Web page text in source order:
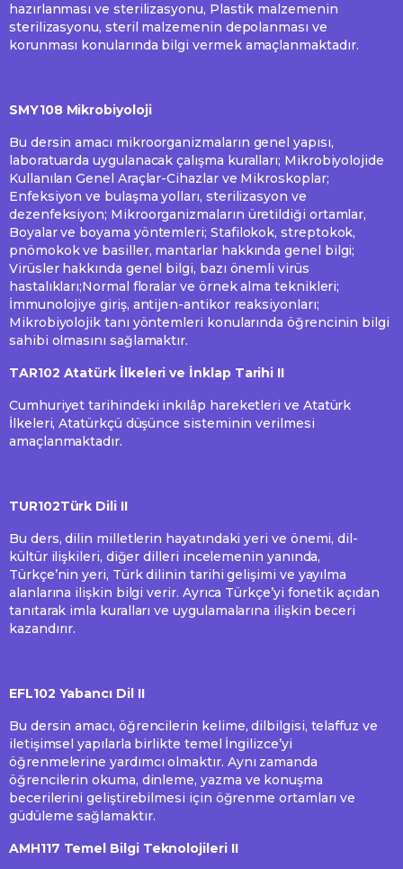
hazırlanması ve sterilizasyonu, Plastik malzemenin
sterilizasyonu, steril malzemenin depolanması ve
korunması konularında bilgi vermek amaçlanmaktadır.
SMY108 Mikrobiyoloji
Bu dersin amacı mikroorganizmaların genel yapısı,
laboratuarda uygulanacak çalışma kuralları; Mikrobiyolojide
Kullanılan Genel Araçlar-Cihazlar ve Mikroskoplar;
Enfeksiyon ve bulaşma yolları, sterilizasyon ve
dezenfeksiyon; Mikroorganizmaların üretildiği ortamlar,
Boyalar ve boyama yöntemleri; Stafilokok, streptokok,
pnömokok ve basiller, mantarlar hakkında genel bilgi;
Virüsler hakkında genel bilgi, bazı önemli virüs
hastalıkları;Normal floralar ve örnek alma teknikleri;
İmmunolojiye giriş, antijen-antikor reaksiyonları;
Mikrobiyolojik tanı yöntemleri konularında öğrencinin bilgi
sahibi olmasını sağlamaktır.
TAR102 Atatürk İlkeleri ve İnklap Tarihi II
Cumhuriyet tarihindeki inkılâp hareketleri ve Atatürk
İlkeleri, Atatürkçü düşünce sisteminin verilmesi
amaçlanmaktadır.
TUR102Türk Dili II
Bu ders, dilin milletlerin hayatındaki yeri ve önemi, dil-
kültür ilişkileri, diğer dilleri incelemenin yanında,
Türkçe’nin yeri, Türk dilinin tarihi gelişimi ve yayılma
alanlarına ilişkin bilgi verir. Ayrıca Türkçe’yi fonetik açıdan
tanıtarak imla kuralları ve uygulamalarına ilişkin beceri
kazandırır.
EFL102 Yabancı Dil II
Bu dersin amacı, öğrencilerin kelime, dilbilgisi, telaffuz ve
iletişimsel yapılarla birlikte temel İngilizce’yi
öğrenmelerine yardımcı olmaktır. Aynı zamanda
öğrencilerin okuma, dinleme, yazma ve konuşma
becerilerini geliştirebilmesi için öğrenme ortamları ve
güdüleme sağlamaktır.
AMH117 Temel Bilgi Teknolojileri II